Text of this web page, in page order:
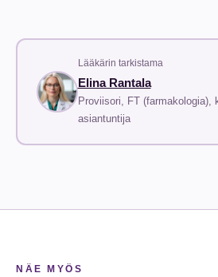
Lääkärin tarkistama
Elina Rantala
Proviisori, FT (farmakologia),
asiantuntija
NÄE MYÖS